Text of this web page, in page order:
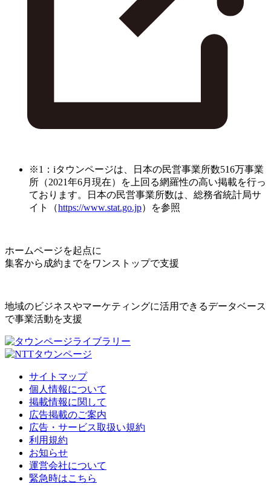
※1：iタウンページは、日本の民営事業所数516万事業
所（2021年6月現在）を上回る網羅性の高い掲載を行っ
ております。日本の民営事業所数は、総務省統計局サ
イト（https://www.stat.go.jp）を参照
ホームページを起点に
集客から成約までをワンストップで支援
地域のビジネスやマーケティングに活用できるデータベース
で事業活動を支援
サイトマップ
個人情報について
掲載情報に関して
広告掲載のご案内
広告・サービス取扱い規約
利用規約
お知らせ
運営会社について
緊急時はこちら